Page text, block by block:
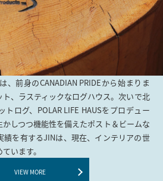
、前身のCANADIAN PRIDEから始まりま
、ラスティックなログハウス。次いで北
ログ、POLAR LIFE HAUSをプロデュー
しつつ機能性を備えたポスト＆ビームな
績を有するJINは、現在、インテリアの世
います。
VIEW MORE